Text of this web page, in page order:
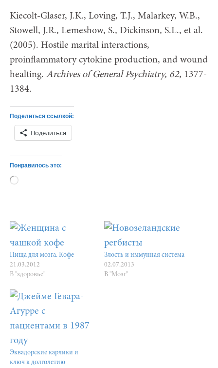
Kiecolt-Glaser, J.K., Loving, T.J., Malarkey, W.B.,
Stowell, J.R., Lemeshow, S., Dickinson, S.L., et al.
(2005). Hostile marital interactions,
proinflammatory cytokine production, and wound
healting. Archives of General Psychiatry, 62, 1377-
1384.
Поделиться ссылкой:
Поделиться
Понравилось это:
Загрузка…
Пища для мозга. Кофе
21.03.2012
В "здоровье"
Злость и иммунная система
02.07.2013
В "Мозг"
Эквадорские карлики и
ключ к долголетию